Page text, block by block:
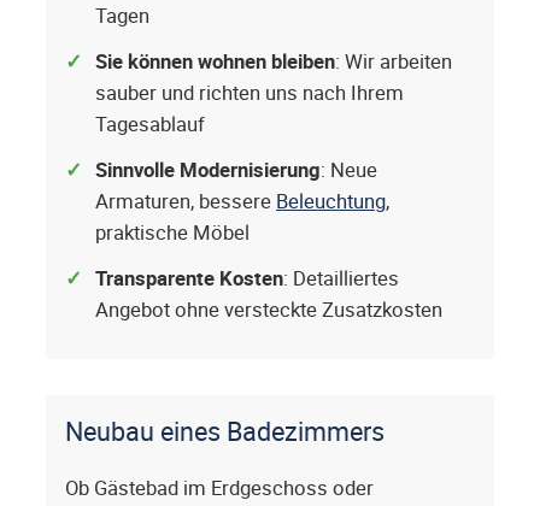
Tagen
Sie können wohnen bleiben: Wir arbeiten
sauber und richten uns nach Ihrem
Tagesablauf
Sinnvolle Modernisierung: Neue
Armaturen, bessere Beleuchtung,
praktische Möbel
Transparente Kosten: Detailliertes
Angebot ohne versteckte Zusatzkosten
Neubau eines Badezimmers
Ob Gästebad im Erdgeschoss oder